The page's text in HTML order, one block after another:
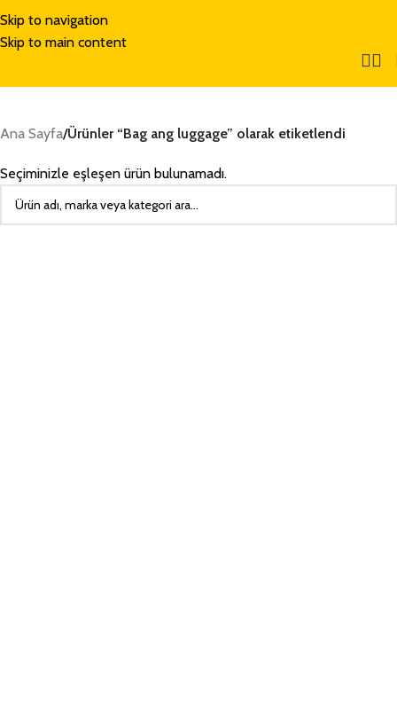
Skip to navigation
Skip to main content
Ana Sayfa/Ürünler “Bag ang luggage” olarak etiketlendi
Seçiminizle eşleşen ürün bulunamadı.